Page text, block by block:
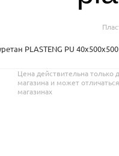
PLASTENG PU
Цена действительна только
магазина и может
магазинах